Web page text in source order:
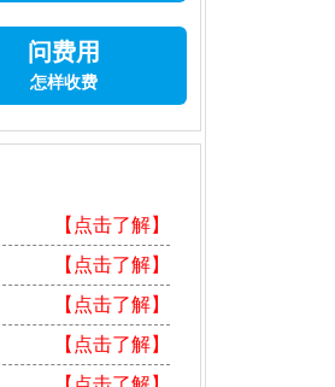
问费用
怎样收费
【点击了解】
【点击了解】
【点击了解】
【点击了解】